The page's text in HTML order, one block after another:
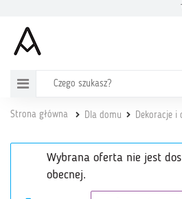
Strona główna Dla domu Dekoracje i
Wybrana oferta nie jest
obecnej.